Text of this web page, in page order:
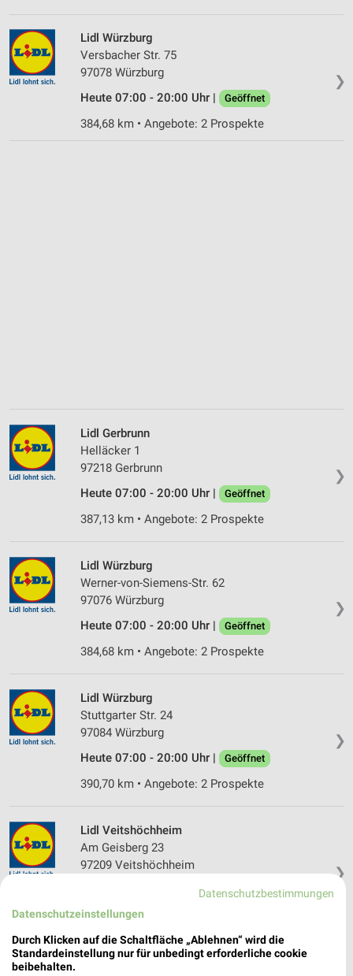
❯
Lidl Würzburg
Versbacher Str. 75
97078 Würzburg
Heute 07:00 - 20:00 Uhr |
Geöffnet
384,68 km • Angebote: 2 Prospekte
❯
Lidl Gerbrunn
Helläcker 1
97218 Gerbrunn
Heute 07:00 - 20:00 Uhr |
Geöffnet
387,13 km • Angebote: 2 Prospekte
❯
Lidl Würzburg
Werner-von-Siemens-Str. 62
97076 Würzburg
Heute 07:00 - 20:00 Uhr |
Geöffnet
384,68 km • Angebote: 2 Prospekte
❯
Lidl Würzburg
Stuttgarter Str. 24
97084 Würzburg
Heute 07:00 - 20:00 Uhr |
Geöffnet
390,70 km • Angebote: 2 Prospekte
❯
Lidl Veitshöchheim
Am Geisberg 23
97209 Veitshöchheim
Heute 07:00 - 20:00 Uhr | Geöffnet
386,60 km • Angebote: 2 Prospekte
Lidl Höchberg
Datenschutzbestimmungen
Datenschutzeinstellungen
Durch Klicken auf die Schaltfläche „Ablehnen“ wird die
Standardeinstellung nur für unbedingt erforderliche cookie
beibehalten.